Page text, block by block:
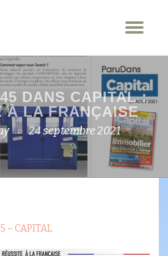
DANS CAPITAL :
À LA FRANÇAISE
24 septembre 2021
– CAPITAL